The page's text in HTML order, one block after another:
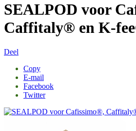
SEALPOD voor
Caffitaly® en K-
Deel
Copy
E-mail
Facebook
Twitter